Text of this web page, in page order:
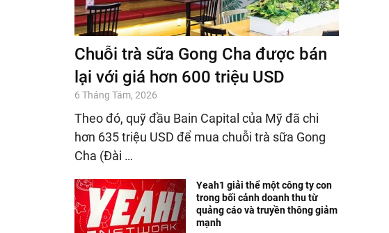
Chuỗi trà sữa Gong Cha được bán
lại với giá hơn 600 triệu USD
6 Tháng Tám, 2026
Theo đó, quỹ đầu Bain Capital của Mỹ đã chi
hơn 635 triệu USD để mua chuỗi trà sữa Gong
Cha (Đài …
Yeah1 giải thể một công ty con
trong bối cảnh doanh thu từ
quảng cáo và truyền thông giảm
mạnh